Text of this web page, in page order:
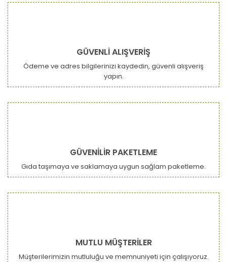
GÜVENLİ ALIŞVERİŞ
Ödeme ve adres bilgilerinizi kaydedin, güvenli alışveriş
yapın.
GÜVENİLİR PAKETLEME
Gıda taşımaya ve saklamaya uygun sağlam paketleme.
MUTLU MÜŞTERİLER
Müşterilerimizin mutluluğu ve memnuniyeti için çalışıyoruz.